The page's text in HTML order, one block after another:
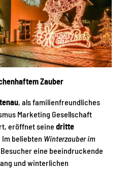
Zauber
, als familienfreundliches
Marketing Gesellschaft
eröffnet seine dritte
Im beliebten Winterzauber im
eine beeindruckende
und winterlichen